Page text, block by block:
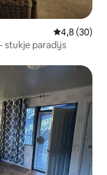
Gemiddelde
4,8 (30)
stukje paradijs